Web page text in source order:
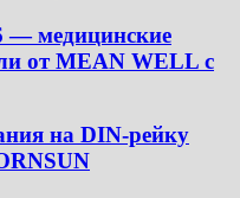
— медицинские
от MEAN WELL с
на DIN-рейку